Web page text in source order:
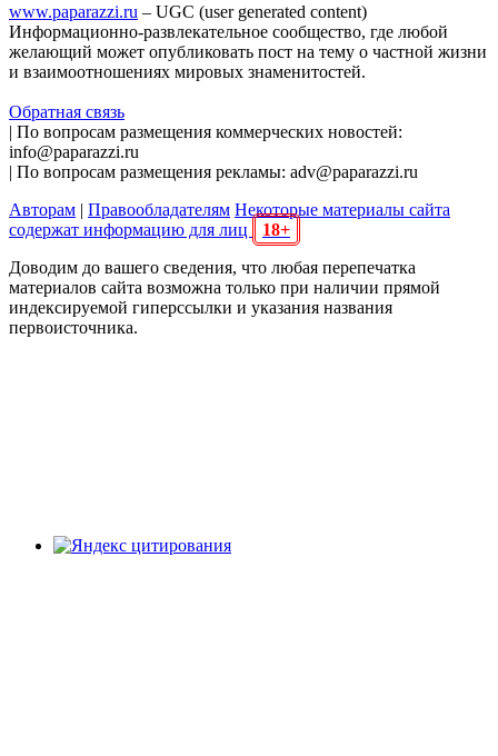
www.paparazzi.ru – UGC (user generated content)
Информационно-развлекательное сообщество, где любой
желающий может опубликовать пост на тему о частной жизни
и взаимоотношениях мировых знаменитостей.
Обратная связь
| По вопросам размещения коммерческих новостей:
info@paparazzi.ru
| По вопросам размещения рекламы: adv@paparazzi.ru
Авторам | Правообладателям Некоторые материалы сайта
содержат информацию для лиц
18+
Доводим до вашего сведения, что любая перепечатка
материалов сайта возможна только при наличии прямой
индексируемой гиперссылки и указания названия
первоисточника.